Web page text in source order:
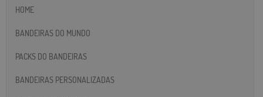
HOME
BANDEIRAS DO MUNDO
PACKS DO BANDEIRAS
BANDEIRAS PERSONALIZADAS